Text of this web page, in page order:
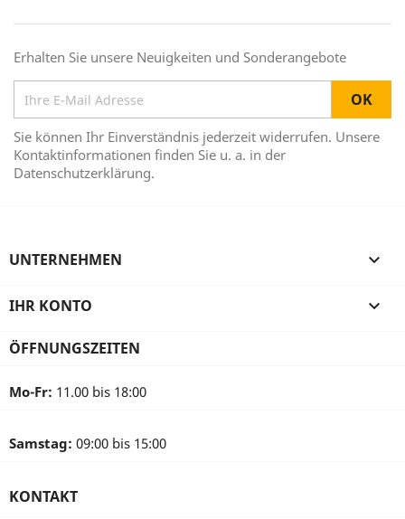
Erhalten Sie unsere Neuigkeiten und Sonderangebote
Sie können Ihr Einverständnis jederzeit widerrufen. Unsere
Kontaktinformationen finden Sie u. a. in der
Datenschutzerklärung.
UNTERNEHMEN 
IHR KONTO 
ÖFFNUNGSZEITEN
Mo-Fr: 11.00 bis 18:00
Samstag: 09:00 bis 15:00
KONTAKT